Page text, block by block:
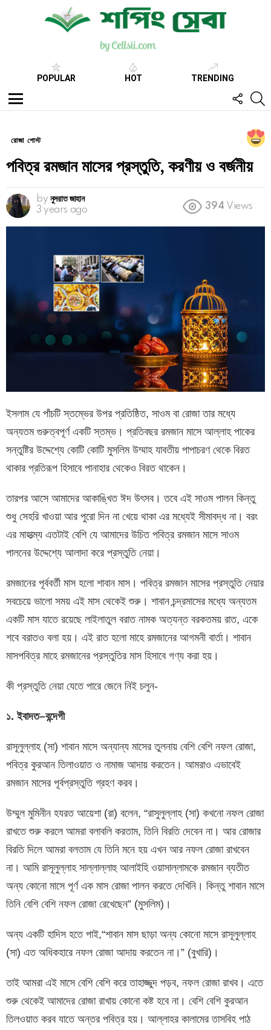
POPULAR HOT TRENDING
Menu
US
রোজা পোস্ট
পবিত্র রমজান মাসের প্রস্তুতি, করণীয় ও বর্জনীয়
by নুসরাত জাহান
3 years ago
394 Views
ইসলাম যে পাঁচটি স্তম্ভের উপর প্রতিষ্ঠিত, সাওম বা রোজা তার মধ্যে
অন্যতম গুরুত্বপূর্ণ একটি স্তম্ভ। প্রতিবছর রমজান মাসে আল্লাহ পাকের
সন্তুষ্টির উদ্দেশ্যে কোটি কোটি মুসলিম উম্মাহ যাবতীয় পাপাচরণ থেকে বিরত
থাকার প্রতিরূপ হিসাবে পানাহার থেকেও বিরত থাকেন।
তারপর আসে আমাদের আকাঙ্খিত ঈদ উৎসব। তবে এই সাওম পালন কিন্তু
শুধু সেহরি খাওয়া আর পুরো দিন না খেয়ে থাকা এর মধ্যেই সীমাবদ্ধ না। বরং
এর মাহাত্ম্য এতটাই বেশি যে আমাদের উচিত পবিত্র রমজান মাসে সাওম
পালনের উদ্দেশ্যে আলাদা করে প্রস্তুতি নেয়া।
রমজানের পূর্ববর্তী মাস হলো শাবান মাস। পবিত্র রমজান মাসের প্রস্তুতি নেয়ার
সবচেয়ে ভালো সময় এই মাস থেকেই শুরু। শাবান চন্দ্রমাসের মধ্যে অন্যতম
একটি মাস যাতে রয়েছে লাইলাতুল বরাত নামক অত্যন্ত বরকতময় রাত, একে
শবে বরাতও বলা হয়। এই রাত হলো মাহে রমজানের আগমনী বার্তা। শাবান
মাসপবিত্র মাহে রমজানের প্রস্তুতির মাস হিসাবে গণ্য করা হয়।
কী প্রস্তুতি নেয়া যেতে পারে জেনে নিই চলুন-
১.ইবাদত–বন্দেগী
রাসূলুল্লাহ (সা) শাবান মাসে অন্যান্য মাসের তুলনায় বেশি বেশি নফল রোজা,
পবিত্র কুরআন তিলাওয়াত ও নামাজ আদায় করতেন। আমরাও এভাবেই
রমজান মাসের পূর্বপ্রস্তুতি গ্রহণ করব।
উম্মুল মুমিনীন হযরত আয়েশা (রা) বলেন, “রাসুলুল্লাহ (সা) কখনো নফল রোজা
রাখতে শুরু করলে আমরা বলাবলি করতাম, তিনি বিরতি দেবেন না। আর রোজার
বিরতি দিলে আমরা বলতাম যে তিনি মনে হয় এখন আর নফল রোজা রাখবেন
না। আমি রাসূলুল্লাহ সাল্লাল্লাহু আলাইহি ওয়াসাল্লামকে রমজান ব্যতীত
অন্য কোনো মাসে পূর্ণ এক মাস রোজা পালন করতে দেখিনি। কিন্তু শাবান মাসে
তিনি বেশি বেশি নফল রোজা রেখেছেন” (মুসলিম)।
অন্য একটি হাদিস হতে পাই,“শাবান মাস ছাড়া অন্য কোনো মাসে রাসূলুল্লাহ
(সা) এত অধিকহারে নফল রোজা আদায় করতেন না।” (বুখারি)।
তাই আমরা এই মাসে বেশি বেশি করে তাহাজ্জুদ পড়ব, নফল রোজা রাখব। এতে
শুরু থেকেই আমাদের রোজা রাখায় কোনো কষ্ট হবে না। বেশি বেশি কুরআন
তিলওয়াত করব যাতে অন্তর পবিত্র হয়। আল্লাহর কালামের তাসবিহ পাঠ